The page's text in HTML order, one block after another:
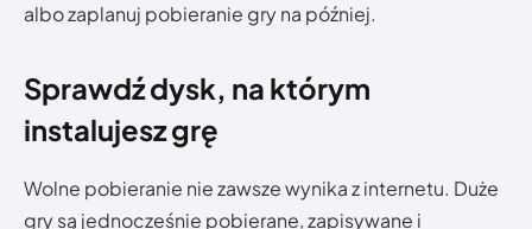
albo zaplanuj pobieranie gry na później.
Sprawdź dysk, na którym
instalujesz grę
Wolne pobieranie nie zawsze wynika z internetu. Duże
gry są jednocześnie pobierane, zapisywane i